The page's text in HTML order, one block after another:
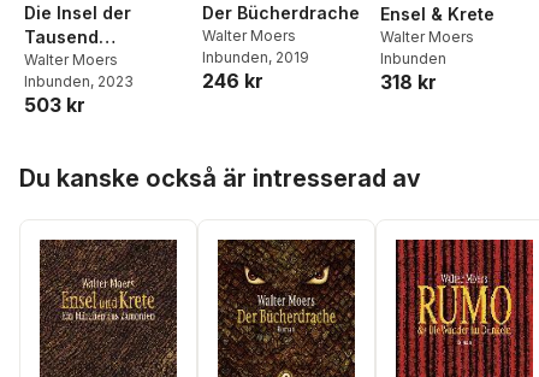
Die Insel der
Tausend
Leuchttürme
Walter Moers
Inbunden, 2023
503 kr
Der Bücherdrache
Walter Moers
Inbunden, 2019
246 kr
Ensel & Krete
Walter Moers
Inbunden
318 kr
Du kanske också är intresserad av